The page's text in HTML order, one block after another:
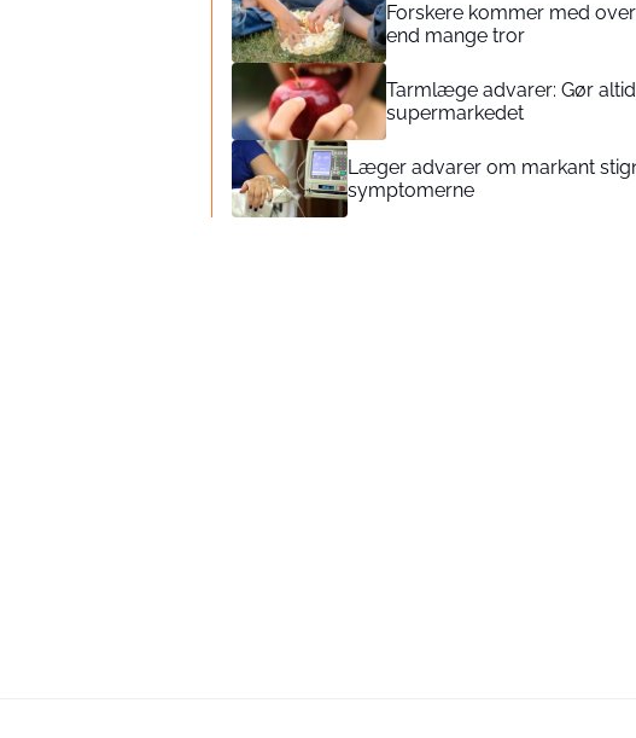
Forskere kommer med
end mange tror
Tarmlæge advarer: Gør
supermarkedet
Læger advarer om markant
symptomerne